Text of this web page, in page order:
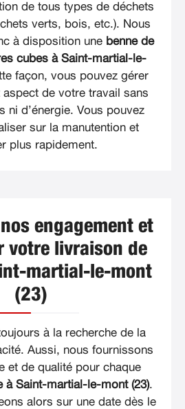
de tous types de déchets
verts, bois, etc.). Nous
à disposition une benne de
cubes à Saint-martial-le-
façon, vous pouvez gérer
de votre travail sans
ni d’énergie. Vous pouvez
sur la manutention et
plus rapidement.
engagement et
votre livraison de
martial-le-mont
(23)
à la recherche de la
Aussi, nous fournissons
et de qualité pour chaque
à Saint-martial-le-mont (23).
alors sur une date dès le